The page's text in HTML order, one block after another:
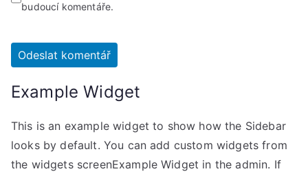
budoucí komentáře.
Example Widget
This is an example widget to show how the Sidebar
looks by default. You can add custom widgets from
the widgets screenExample Widget in the admin. If